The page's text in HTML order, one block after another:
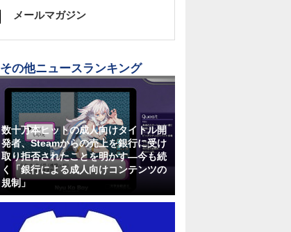
メールマガジン
その他ニュースランキング
数十万本ヒットの成人向けタイトル開
発者、Steamからの売上を銀行に受け
取り拒否されたことを明かす―今も続
く「銀行による成人向けコンテンツの
規制」